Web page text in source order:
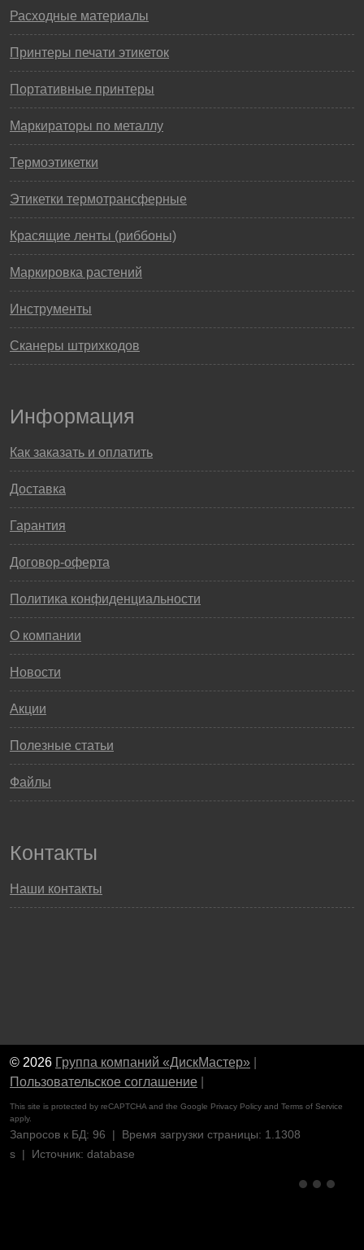
Расходные материалы
Принтеры печати этикеток
Портативные принтеры
Маркираторы по металлу
Термоэтикетки
Этикетки термотрансферные
Красящие ленты (риббоны)
Маркировка растений
Инструменты
Сканеры штрихкодов
Информация
Как заказать и оплатить
Доставка
Гарантия
Договор-оферта
Политика конфиденциальности
О компании
Новости
Акции
Полезные статьи
Файлы
Контакты
Наши контакты
© 2026 Группа компаний «ДискМастер»
Пользовательское соглашение
This site is protected by reCAPTCHA and the Google Privacy Policy and Terms of Service
apply.
Запросов к БД: 96 | Время загрузки страницы: 1.1308
s | Источник: database